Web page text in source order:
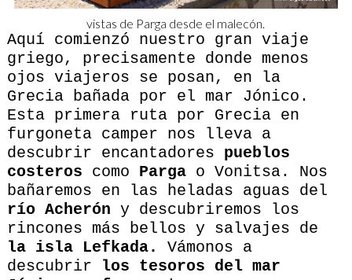
vistas de Parga desde el malecón.
Aquí comienzó nuestro gran viaje
griego, precisamente donde menos
ojos viajeros se posan, en la
Grecia bañada por el mar Jónico.
Esta primera ruta por Grecia en
furgoneta camper nos lleva a
descubrir encantadores pueblos
costeros como Pargao Vonitsa. Nos
bañaremos en las heladas aguas del
río Acherón y descubriremos los
rincones más bellos y salvajes de
la isla Lefkada.
Vámonos a
descubrir los tesoros del mar